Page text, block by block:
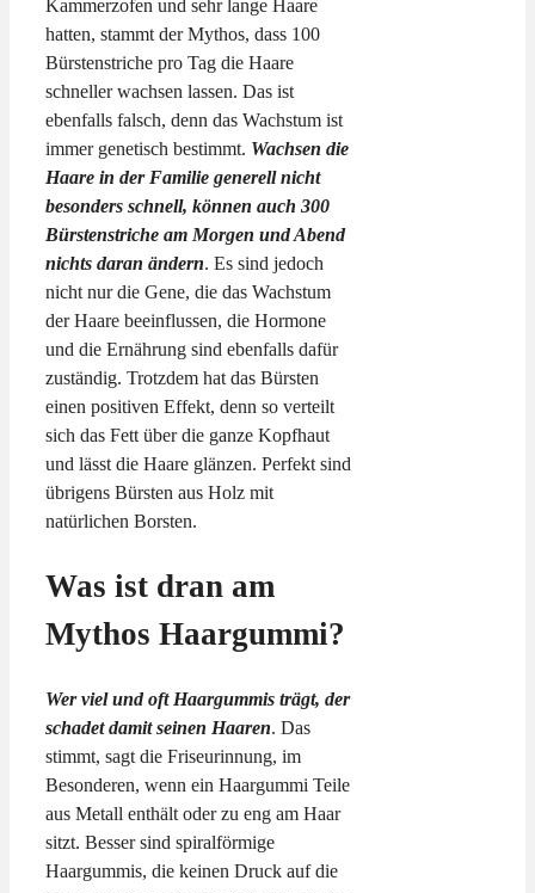
Kammerzofen und sehr lange Haare
hatten, stammt der Mythos, dass 100
Bürstenstriche pro Tag die Haare
schneller wachsen lassen. Das ist
ebenfalls falsch, denn das Wachstum ist
immer genetisch bestimmt. Wachsen die
Haare in der Familie generell nicht
besonders schnell, können auch 300
Bürstenstriche am Morgen und Abend
nichts daran ändern. Es sind jedoch
nicht nur die Gene, die das Wachstum
der Haare beeinflussen, die Hormone
und die Ernährung sind ebenfalls dafür
zuständig. Trotzdem hat das Bürsten
einen positiven Effekt, denn so verteilt
sich das Fett über die ganze Kopfhaut
und lässt die Haare glänzen. Perfekt sind
übrigens Bürsten aus Holz mit
natürlichen Borsten.
Was ist dran am
Mythos Haargummi?
Wer viel und oft Haargummis trägt, der
schadet damit seinen Haaren. Das
stimmt, sagt die Friseurinnung, im
Besonderen, wenn ein Haargummi Teile
aus Metall enthält oder zu eng am Haar
sitzt. Besser sind spiralförmige
Haargummis, die keinen Druck auf die